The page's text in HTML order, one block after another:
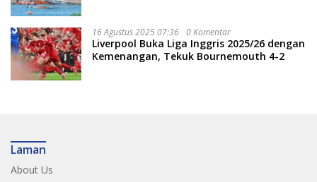
16 Agustus 2025 07:36 0 Komentar
Liverpool Buka Liga Inggris 2025/26 dengan
Kemenangan, Tekuk Bournemouth 4-2
Laman
About Us